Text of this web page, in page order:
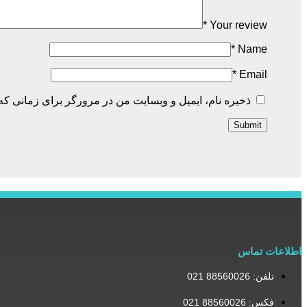
Your review
*
Name
*
Email
*
ذخیره نام، ایمیل و وبسایت من در مرورگر برای زمانی
اطلاعات تماس
تلفن: 88560026 021
فکس: 88560026 021